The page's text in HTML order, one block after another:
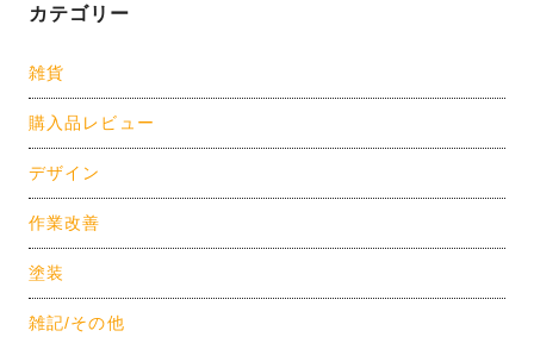
カテゴリー
雑貨
購入品レビュー
デザイン
作業改善
塗装
雑記/その他